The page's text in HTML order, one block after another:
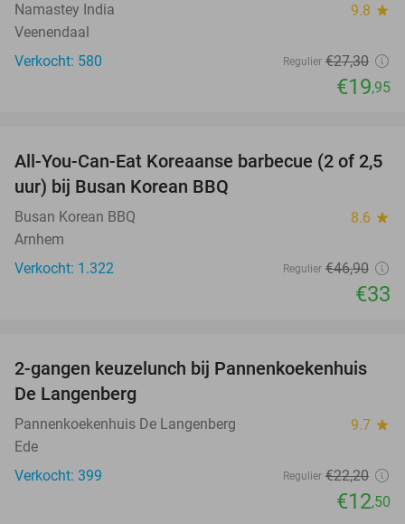
Namastey India 9.8 star
Veenendaal
Verkocht: 580
Regulier €27,30
€19,95
30%
All-You-Can-Eat Koreaanse barbecue (2 of 2,5
uur) bij Busan Korean BBQ
Busan Korean BBQ 8.6 star
Arnhem
Verkocht: 1.322
Regulier €46,90
€33
44%
2-gangen keuzelunch bij Pannenkoekenhuis
De Langenberg
Pannenkoekenhuis De Langenberg 9.7 star
Ede
Verkocht: 399
Regulier €22,20
€12,50